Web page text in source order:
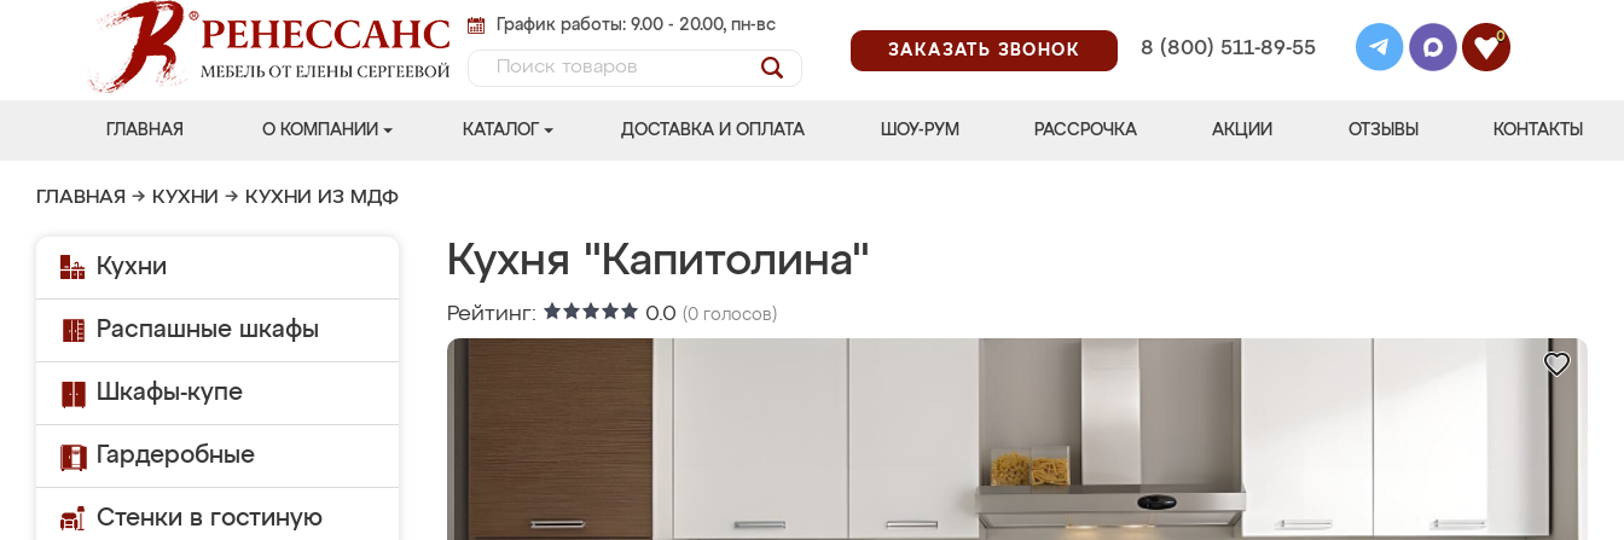
График работы: 9.00 - 20.00, пн-вс
ЗАКАЗАТЬ ЗВОНОК
8 (800) 511-89-55
0
ГЛАВНАЯ О КОМПАНИИ КАТАЛОГ ДОСТАВКА И ОПЛАТА ШОУ-РУМ РАССРОЧКА АКЦИИ ОТЗЫВЫ КОНТАКТЫ
ГЛАВНАЯ → КУХНИ → КУХНИ ИЗ МДФ
Кухни
Распашные шкафы
Шкафы-купе
Гардеробные
Стенки в гостиную
Кухня "Капитолина"
Рейтинг: 0.0 (0 голосов)